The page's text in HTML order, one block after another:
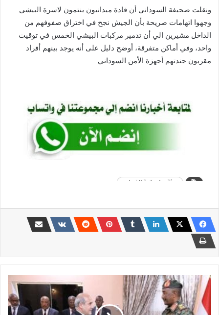
ونقلت صحيفة السوداني أن قادة ميدانيون ينتمون لاسرة البيشي
وجهوا اتهامات صريحة بأن الجيش نجح في اختراق صفوفهم من
الداخل مشيرين الي أن تدمير مركبات البيشي الخمس في توقيت
واحد، وفي أماكن متفرقة، أوضح دليل على أنه يوجد بينهم أفراد
مقربون جندتهم أجهزة الأمن السوداني
إعتماد
اوراق
السفير
الإيراني